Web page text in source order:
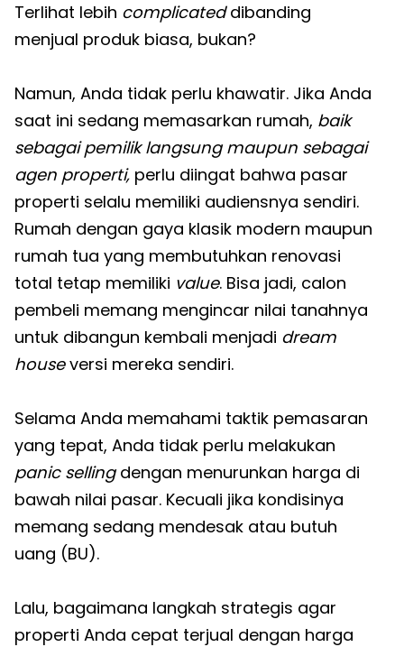
Terlihat lebih complicateddibanding
menjual produk biasa, bukan?
Namun, Anda tidak perlu khawatir. Jika Anda
saat ini sedang memasarkan rumah, baik
sebagai pemilik langsung maupun sebagai
agen properti, perlu diingat bahwa pasar
properti selalu memiliki audiensnya sendiri.
Rumah dengan gaya klasik modern maupun
rumah tua yang membutuhkan renovasi
total tetap memiliki value. Bisa jadi, calon
pembeli memang mengincar nilai tanahnya
untuk dibangun kembali menjadi dream
houseversi mereka sendiri.
Selama Anda memahami taktik pemasaran
yang tepat, Anda tidak perlu melakukan
panic sellingdengan menurunkan harga di
bawah nilai pasar. Kecuali jika kondisinya
memang sedang mendesak atau butuh
uang (BU).
Lalu, bagaimana langkah strategis agar
properti Anda cepat terjual dengan harga